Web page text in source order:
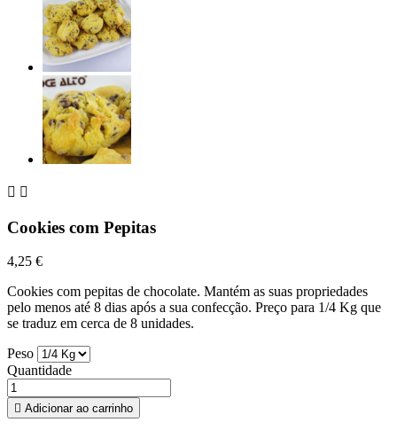
 
Cookies com Pepitas
4,25 €
Cookies com pepitas de chocolate. Mantém as suas propriedades
pelo menos até 8 dias após a sua confecção. Preço para 1/4 Kg que
se traduz em cerca de 8 unidades.
Peso
Quantidade
 Adicionar ao carrinho